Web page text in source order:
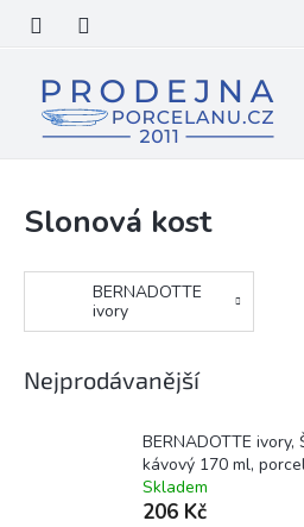
obsah
Slonová kost
BERNADOTTE
ivory
Nejprodávanější
BERNADOTTE
kávový 170 ml,
Skladem
206 Kč